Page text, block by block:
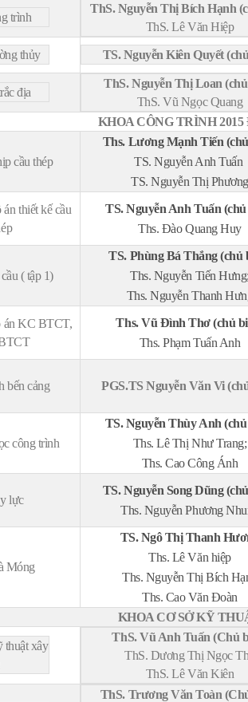
trình
ThS. Nguyễn Thị Bích Hạnh
ThS. Lê Văn Hiệp
thủy TS. Nguyễn Kiên Quyết
địa
ThS. Nguyễn Thị Loan
ThS. Vũ Ngọc Quang
KHOA CÔNG TRÌNH 2015
cầu thép
Ths. Lương Mạnh Tiến
TS. Nguyễn Anh Tuấn
TS. Nguyễn Thị Phương
thiết kế cầu
TS. Nguyễn Anh Tuấn (chủ
Ths. Đào Quang Huy
( tập 1)
TS. Phùng Bá Thắng (chủ
Ths. Nguyễn Tiến
Ths. Nguyễn Thanh
án KC BTCT,
Ths. Vũ Đình Thơ (chủ
Ths. Phạm Tuấn Anh
bến cảng PGS.TS Nguyễn Văn Vi
công trình
TS. Nguyễn Thùy Anh
Ths. Lê Thị Như Trang;
Ths. Cao Công Ánh
lực
TS. Nguyễn Song Dũng
Ths. Nguyễn Phương
Móng
TS. Ngô Thị Thanh
Ths. Lê Văn hiệp
Ths. Nguyễn Thị Bích
Ths. Cao Văn Đoàn
KHOA CƠ SỞ KỸ
thuật xây
ThS. Vũ Anh Tuấn (Chủ
ThS. Dương Thị Ngọc
ThS. Lê Văn Kiên
ThS. Trương Văn Toàn